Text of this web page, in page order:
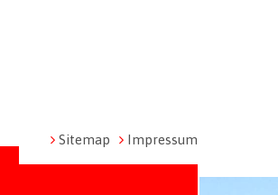
Metanavigation
Sitemap Impressum